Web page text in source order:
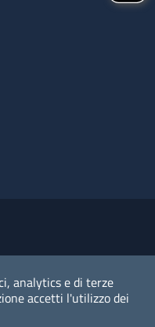
analytics e di terze
accetti l'utilizzo dei
personale